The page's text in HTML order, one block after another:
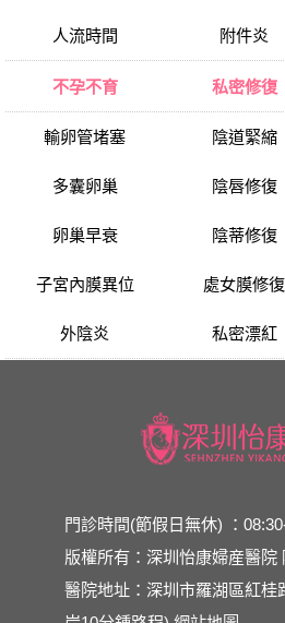
人流時間 附件炎
不孕不育
輸卵管堵塞
多囊卵巢
卵巢早衰
子宮內膜異位
外陰炎
私密修復
陰道緊縮
陰唇修復
陰蒂修復
處女膜修復
私密漂紅
門診時間(節假日無休) ：
版權所有：深圳怡康婦産醫院
醫院地址：深圳市羅湖區紅桂